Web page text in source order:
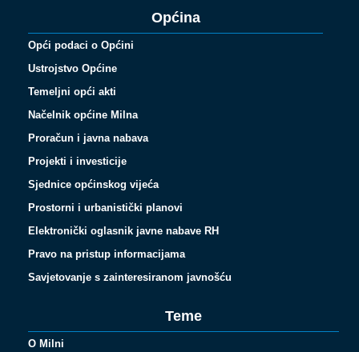
Općina
Opći podaci o Općini
Ustrojstvo Općine
Temeljni opći akti
Načelnik općine Milna
Proračun i javna nabava
Projekti i investicije
Sjednice općinskog vijeća
Prostorni i urbanistički planovi
Elektronički oglasnik javne nabave RH
Pravo na pristup informacijama
Savjetovanje s zainteresiranom javnošću
Teme
O Milni